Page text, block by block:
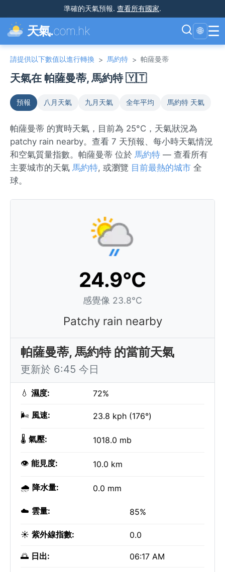
準確的天氣預報. 查看所有國家.
天氣.com.hk 🌐 ☰
請提供以下數值以進行轉換 > 馬約特 > 帕薩曼蒂
天氣在 帕薩曼蒂, 馬約特 🇾🇹
預報 八月天氣 九月天氣 全年平均 馬約特 天氣
帕薩曼蒂 的實時天氣，目前為 25°C，天氣狀況為
patchy rain nearby。查看 7 天預報、每小時天氣情況
和空氣質量指數。帕薩曼蒂 位於 馬約特 — 查看所有
主要城市的天氣 馬約特, 或瀏覽 目前最熱的城市 全
球。
24.9°C
感覺像 23.8°C
Patchy rain nearby
帕薩曼蒂, 馬約特 的當前天氣
更新於 6:45 今日
💧 濕度: 72%
🌬️ 風速: 23.8 kph (176°)
🌡️ 氣壓: 1018.0 mb
👁️ 能見度: 10.0 km
🌧️ 降水量: 0.0 mm
☁️ 雲量: 85%
☀️ 紫外線指數: 0.0
🌅 日出: 06:17 AM